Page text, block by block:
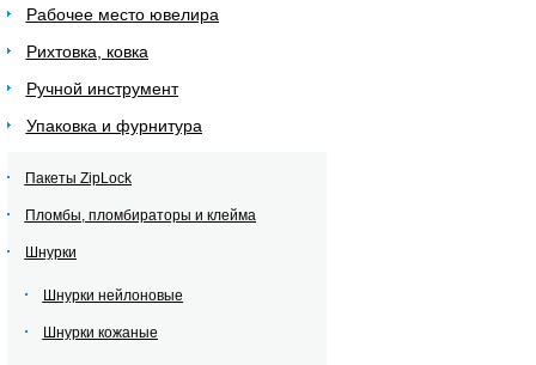
Рабочее место ювелира
Рихтовка, ковка
Ручной инструмент
Упаковка и фурнитура
Пакеты ZipLock
Пломбы, пломбираторы и клейма
Шнурки
Шнурки нейлоновые
Шнурки кожаные